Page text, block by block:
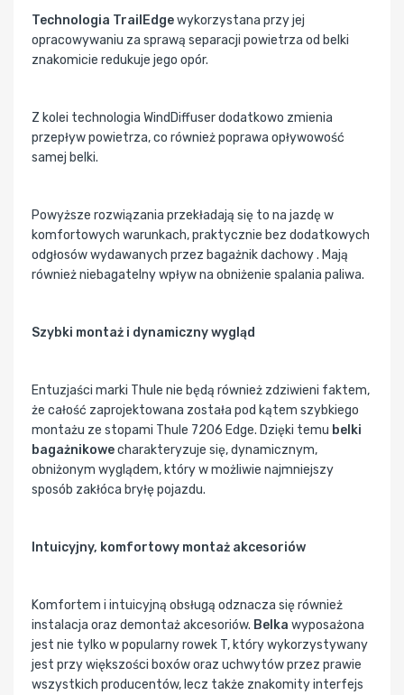
Technologia TrailEdgewykorzystana przy jej
opracowywaniu za sprawą separacji powietrza od belki
znakomicie redukuje jego opór.
Z kolei technologia WindDiffuser dodatkowo zmienia
przepływ powietrza, co również poprawa opływowość
samej belki.
Powyższe rozwiązania przekładają się to na jazdę w
komfortowych warunkach, praktycznie bez dodatkowych
odgłosów wydawanych przez bagażnik dachowy . Mają
również niebagatelny wpływ na obniżenie spalania paliwa.
Szybki montaż i dynamiczny wygląd
Entuzjaści marki Thule nie będą również zdziwieni faktem,
że całość zaprojektowana została pod kątem szybkiego
montażu ze stopami Thule 7206 Edge. Dzięki temu belki
bagażnikowecharakteryzuje się, dynamicznym,
obniżonym wyglądem, który w możliwie najmniejszy
sposób zakłóca bryłę pojazdu.
Intuicyjny, komfortowy montaż akcesoriów
Komfortem i intuicyjną obsługą odznacza się również
instalacja oraz demontaż akcesoriów. Belka wyposażona
jest nie tylko w popularny rowek T, który wykorzystywany
jest przy większości boxów oraz uchwytów przez prawie
wszystkich producentów, lecz także znakomity interfejs